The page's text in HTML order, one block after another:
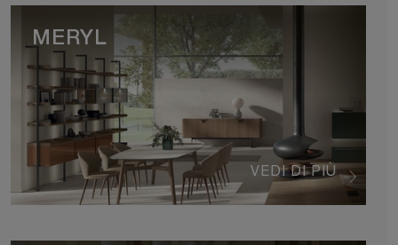
VEDI DI PIÙ
MERYL